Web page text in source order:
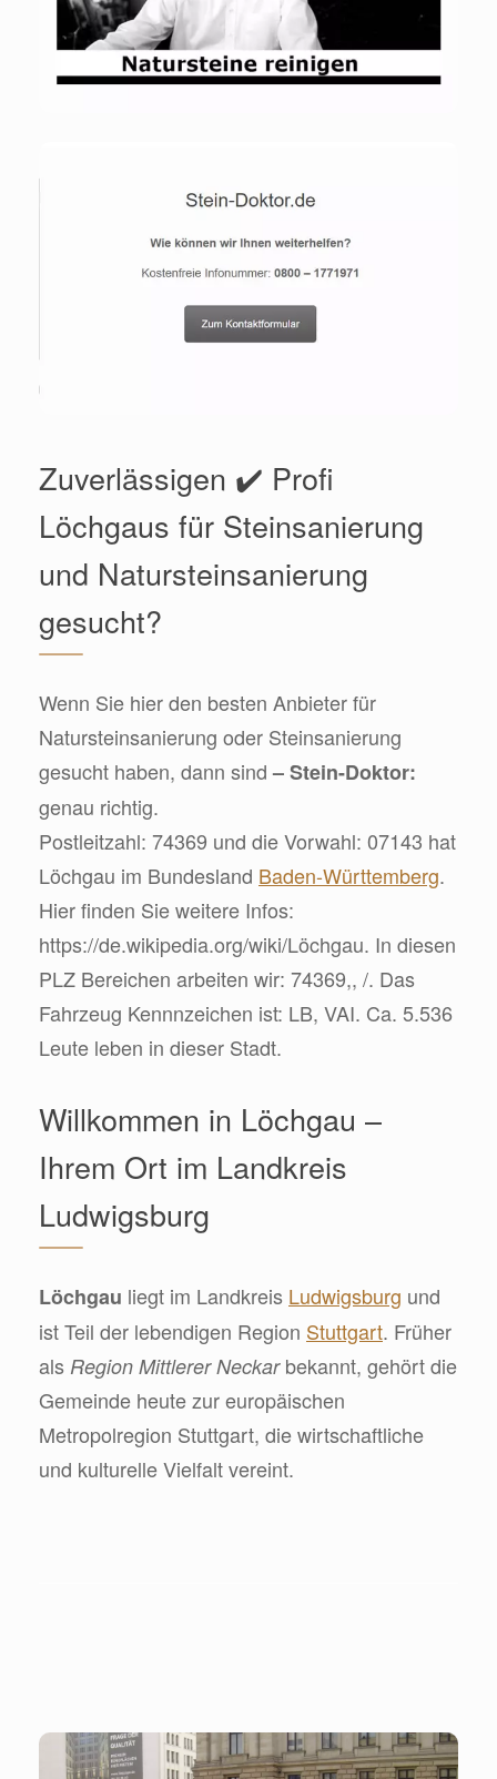
Zuverlässigen ✔️ Profi
Löchgaus für Steinsanierung
und Natursteinsanierung
gesucht?
Wenn Sie hier den besten Anbieter für
Natursteinsanierung oder Steinsanierung
gesucht haben, dann sind– Stein-Doktor:
genau richtig.
Postleitzahl: 74369 und die Vorwahl: 07143 hat
Löchgau im Bundesland Baden-Württemberg.
Hier finden Sie weitere Infos:
https://de.wikipedia.org/wiki/Löchgau. In diesen
PLZ Bereichen arbeiten wir: 74369,, /. Das
Fahrzeug Kennnzeichen ist: LB, VAI. Ca. 5.536
Leute leben in dieser Stadt.
Willkommen in Löchgau –
Ihrem Ort im Landkreis
Ludwigsburg
Löchgau liegt im Landkreis Ludwigsburg und
ist Teil der lebendigen Region Stuttgart. Früher
als Region Mittlerer Neckarbekannt, gehört die
Gemeinde heute zur europäischen
Metropolregion Stuttgart, die wirtschaftliche
und kulturelle Vielfalt vereint.